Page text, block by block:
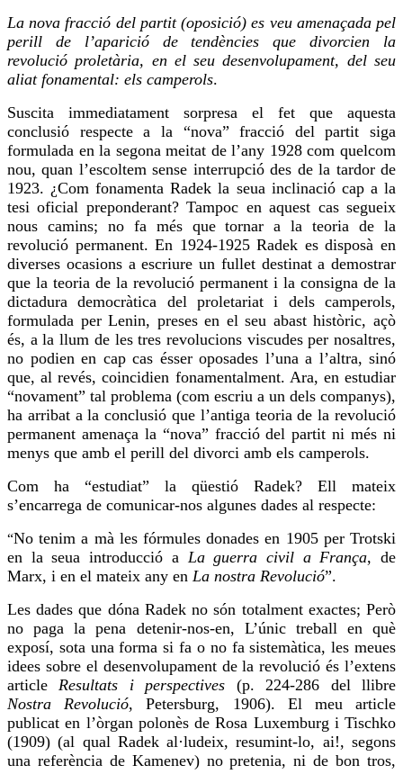
La nova fracció del partit (oposició) es veuamenaçada pel
perill de l’aparició de tendències que divorcien la
revolució proletària, en el seu desenvolupament, del seu
aliat fonamental: els camperols.
Suscita immediatament sorpresa el fet que aquesta
conclusió respecte a la “nova” fracció del partit siga
formulada en la segona meitat de l’any 1928 com quelcom
nou, quan l’escoltem sense interrupció des de la tardor de
1923. ¿Com fonamenta Radek la seua inclinació cap a la
tesi oficial preponderant? Tampoc en aquest cas segueix
nous camins; no fa més que tornar a la teoria de la
revolució permanent. En 1924-1925 Radek es disposà en
diverses ocasions a escriure un fullet destinat a demostrar
que la teoria de la revolució permanent i la consigna de la
dictadura democràtica del proletariat i dels camperols,
formulada per Lenin, preses en el seu abast històric, açò
és, a la llum de les tres revolucions viscudes per nosaltres,
no podien en cap cas ésser oposades l’una a l’altra, sinó
que, al revés, coincidien fonamentalment. Ara, en estudiar
“novament” tal problema (com escriu a un dels companys),
ha arribat a la conclusió que l’antiga teoria de la revolució
permanent amenaça la “nova” fracció del partit ni més ni
menys que amb el perill del divorci amb els camperols.
Com ha “estudiat” la qüestió Radek? Ell mateix
s’encarrega de comunicar-nos algunes dades al respecte:
“No tenim a mà les fórmules donades en 1905 per Trotski
en la seua introducció aLa guerra civil a França, de
Marx, i en el mateix any en La nostra Revolució”.
Les dades que dóna Radek no són totalment exactes; Però
no paga la pena detenir-nos-en, L’únic treballen què
exposí, sota una forma si fa o no fa sistemàtica, les meues
idees sobre el desenvolupament de la revolució és l’extens
articleResultats i perspectives (p. 224-286 del llibre
Nostra Revolució, Petersburg, 1906). El meu article
publicat en l’òrganpolonès de Rosa Luxemburg i Tischko
(1909) (al qual Radek al·ludeix,resumint-lo, ai!, segons
una referència de Kamenev) no pretenia, ni de bon tros,